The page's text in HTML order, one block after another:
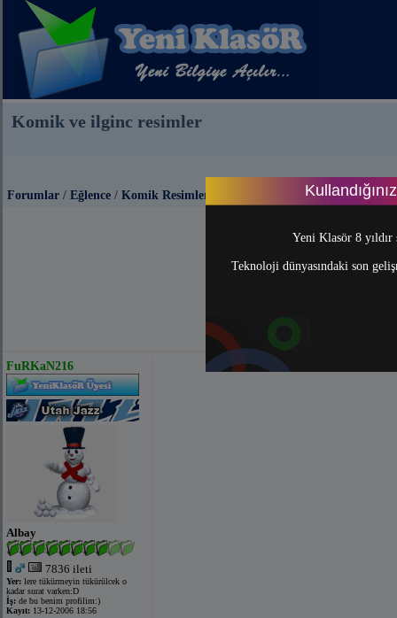
Yeni Klasör 8
Teknoloji dünyasındaki son
Komik ve ilginc resimler
Forumlar / Eğlence / Komik Resimler
FuRKaN216
Albay
7836 ileti
Yer: lere tükürmeyin tükürülcek o
kadar surat varken:D
İş: de bu benim profilim:)
Kayıt: 13-12-2006 18:56